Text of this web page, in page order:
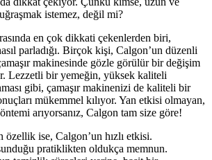
istemez, değil mi?
en çok dikkati çekenlerden biri,
parladığı. Birçok kişi, Calgon’un düzenli
makinesinde gözle görülür bir değişim
Lezzetli bir yemeğin, yüksek kaliteli
gibi, çamaşır makinenizi de kaliteli bir
mükemmel kılıyor. Yan etkisi olmayan,
arıyorsanız, Calgon tam size göre!
ise, Calgon’un hızlı etkisi.
pratiklikten oldukça memnun.